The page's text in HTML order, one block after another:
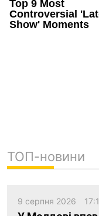
ТОП-новини
9 серпня 2026